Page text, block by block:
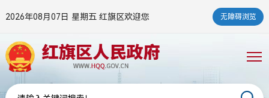
2026年08月07日 星期五 红旗区欢迎您 无障碍浏览